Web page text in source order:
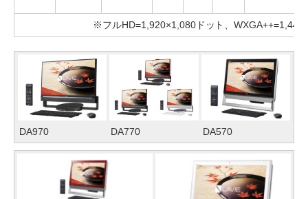
※フルHD=1,920×1,080ドット、
DA970 DA770 DA570